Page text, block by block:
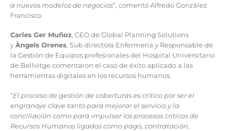
a nuevos modelos de negocios”, comentó Alfredo González
Francisco
Carles Ger Muñoz, CEO de Global Planning Solutions
yÀngels Orenes, Sub directora Enfermería y Responsable de
la Gestión de Equipos profesionales del Hospital Universitario
de Bellvitge comentaron el caso de éxito aplicado a las
herramientas digitales en los recursos humanos.
“El proceso de gestión de coberturas es crítico por ser el
engranaje clave tanto para mejorar el servicio y la
conciliación como para impulsar los procesos críticos de
Recursos Humanos ligados como pago, contratación,